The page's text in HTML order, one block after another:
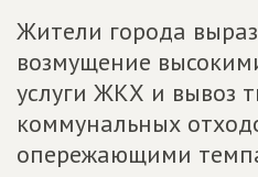
Жители города
возмущение
услуги ЖКХ и вывоз
коммунальных
опережающими